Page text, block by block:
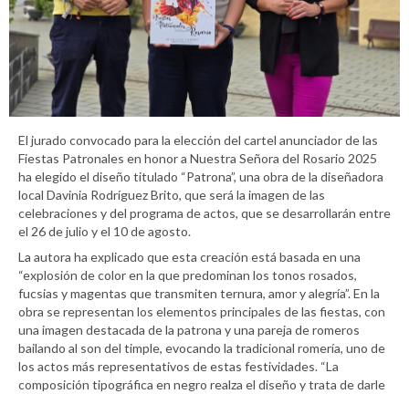
El jurado convocado para la elección del cartel anunciador de las
Fiestas Patronales en honor a Nuestra Señora del Rosario 2025
ha elegido el diseño titulado “Patrona”, una obra de la diseñadora
local Davinia Rodríguez Brito, que será la imagen de las
celebraciones y del programa de actos, que se desarrollarán entre
el 26 de julio y el 10 de agosto.
La autora ha explicado que esta creación está basada en una
“explosión de color en la que predominan los tonos rosados,
fucsias y magentas que transmiten ternura, amor y alegría”. En la
obra se representan los elementos principales de las fiestas, con
una imagen destacada de la patrona y una pareja de romeros
bailando al son del timple, evocando la tradicional romería, uno de
los actos más representativos de estas festividades. “La
composición tipográfica en negro realza el diseño y trata de darle